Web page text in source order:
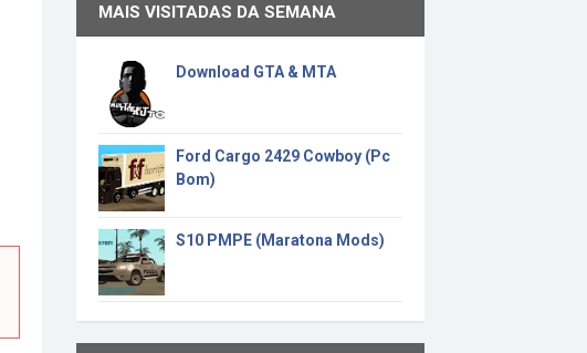
MAIS VISITADAS DA SEMANA
Download GTA & MTA
Ford Cargo 2429 Cowboy (Pc
Bom)
S10 PMPE (Maratona Mods)